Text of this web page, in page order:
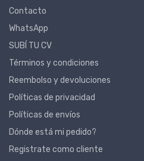
Contacto
WhatsApp
SUBÍ TU CV
Términos y condiciones
Reembolso y devoluciones
Políticas de privacidad
Políticas de envíos
Dónde está mi pedido?
Registrate como cliente